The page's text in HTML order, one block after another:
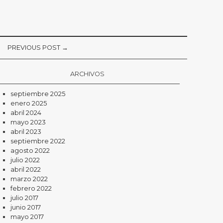
PREVIOUS POST →
ARCHIVOS
septiembre 2025
enero 2025
abril 2024
mayo 2023
abril 2023
septiembre 2022
agosto 2022
julio 2022
abril 2022
marzo 2022
febrero 2022
julio 2017
junio 2017
mayo 2017